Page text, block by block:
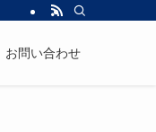
お問い合わせ